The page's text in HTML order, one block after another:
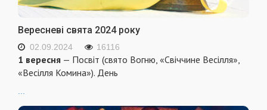
Вересневі свята 2024 року
02.09.2024 16116
1 вересня — Посвіт (свято Вогню, «Свіччине Весілля»,
«Весілля Комина»). День